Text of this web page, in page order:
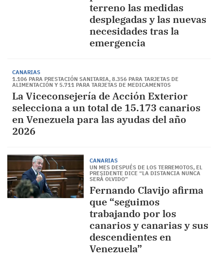
terreno las medidas
desplegadas y las nuevas
necesidades tras la
emergencia
CANARIAS
1.106 PARA PRESTACIÓN SANITARIA, 8.356 PARA TARJETAS DE
ALIMENTACIÓN Y 5.711 PARA TARJETAS DE MEDICAMENTOS
La Viceconsejería de Acción Exterior
selecciona a un total de 15.173 canarios
en Venezuela para las ayudas del año
2026
CANARIAS
UN MES DESPUÉS DE LOS TERREMOTOS, EL
PRESIDENTE DICE “LA DISTANCIA NUNCA
SERÁ OLVIDO”
Fernando Clavijo afirma
que “seguimos
trabajando por los
canarios y canarias y sus
descendientes en
Venezuela”